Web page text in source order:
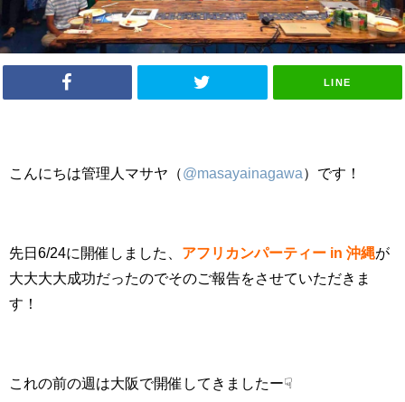
LINE
こんにちは管理人マサヤ（@masayainagawa）です！
先日6/24に開催しました、 アフリカンパーティー in 沖縄が
大大大大成功だったのでそのご報告をさせていただきま
す！
これの前の週は大阪で開催してきましたー☟